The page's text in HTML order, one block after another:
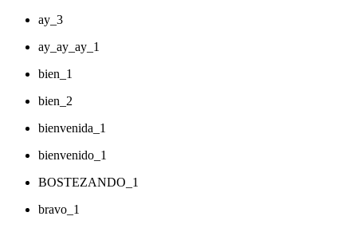
ay_3
ay_ay_ay_1
bien_1
bien_2
bienvenida_1
bienvenido_1
BOSTEZANDO_1
bravo_1